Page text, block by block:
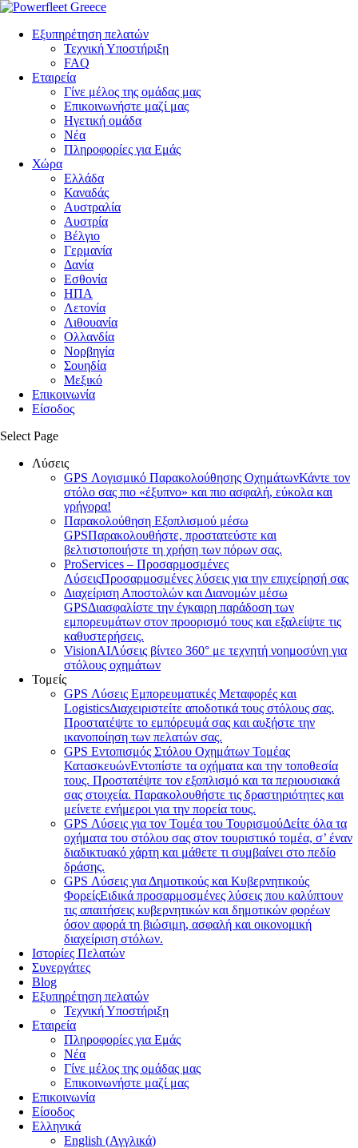
Εξυπηρέτηση πελατών
Τεχνική Υποστήριξη
FAQ
Eταιρεία
Γίνε μέλος της ομάδας μας
Επικοινωνήστε μαζί μας
Ηγετική ομάδα
Νέα
Πληροφορίες για Εμάς
Χώρα
Ελλάδα
Καναδάς
Αυστραλία
Αυστρία
Βέλγιο
Γερμανία
Δανία
Εσθονία
ΗΠΑ
Λετονία
Λιθουανία
Ολλανδία
Νορβηγία
Σουηδία
Μεξικό
Επικοινωνία
Είσοδος
Select Page
Λύσεις
GPS Λογισμικό Παρακολούθησης ΟχημάτωνΚάντε τον
στόλο σας πιο «έξυπνο» και πιο ασφαλή, εύκολα και
γρήγορα!
Παρακολούθηση Εξοπλισμού μέσω
GPSΠαρακολουθήστε, προστατεύστε και
βελτιστοποιήστε τη χρήση των πόρων σας.
ProServices – Προσαρμοσμένες
ΛύσειςΠροσαρμοσμένες λύσεις για την επιχείρησή σας
Διαχείριση Αποστολών και Διανομών μέσω
GPSΔιασφαλίστε την έγκαιρη παράδοση των
εμπορευμάτων στον προορισμό τους και εξαλείψτε τις
καθυστερήσεις.
VisionAIΛύσεις βίντεο 360° με τεχνητή νοημοσύνη για
στόλους οχημάτων
Τομείς
GPS Λύσεις Εμπορευματικές Μεταφορές και
LogisticsΔιαχειριστείτε αποδοτικά τους στόλους σας.
Προστατέψτε το εμπόρευμά σας και αυξήστε την
ικανοποίηση των πελατών σας.
GPS Εντοπισμός Στόλου Οχημάτων Τομέας
ΚατασκευώνΕντοπίστε τα οχήματα και την τοποθεσία
τους. Προστατέψτε τον εξοπλισμό και τα περιουσιακά
σας στοιχεία. Παρακολουθήστε τις δραστηριότητες και
μείνετε ενήμεροι για την πορεία τους.
GPS Λύσεις για τον Τομέα του ΤουρισμούΔείτε όλα τα
οχήματα του στόλου σας στον τουριστικό τομέα, σ’ έναν
διαδικτυακό χάρτη και μάθετε τι συμβαίνει στο πεδίο
δράσης.
GPS Λύσεις για Δημοτικούς και Κυβερνητικούς
ΦορείςΕιδικά προσαρμοσμένες λύσεις που καλύπτουν
τις απαιτήσεις κυβερνητικών και δημοτικών φορέων
όσον αφορά τη βιώσιμη, ασφαλή και οικονομική
διαχείριση στόλων.
Ιστορίες Πελατών
Συνεργάτες
Blog
Εξυπηρέτηση πελατών
Τεχνική Υποστήριξη
Εταιρεία
Πληροφορίες για Εμάς
Νέα
Γίνε μέλος της ομάδας μας
Επικοινωνήστε μαζί μας
Επικοινωνία
Είσοδος
Ελληνικά
English (Αγγλικά)